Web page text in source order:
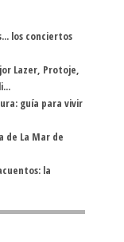
los conciertos
Lazer, Protoje,
guía para vivir
de La Mar de
la